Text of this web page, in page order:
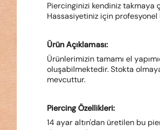
Piercinginizi kendiniz takmaya
Hassasiyetiniz için profesyonel
Ürün Açıklaması:
Ürünlerimizin tamamı el
oluşabilmektedir. Stokta
mevcuttur.
Piercing Özellikleri:
14 ayar altın'dan üretilen bu